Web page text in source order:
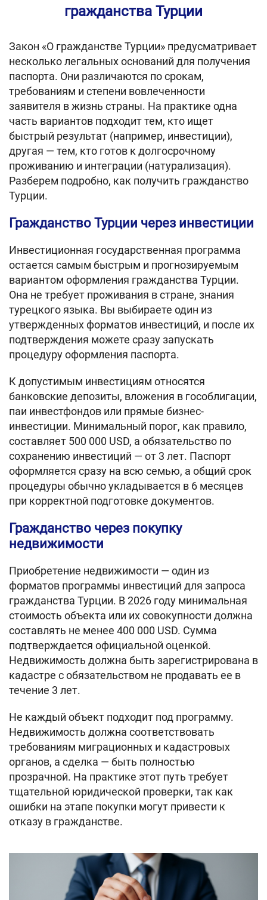
гражданства Турции
Закон «О гражданстве Турции» предусматривает
несколько легальных оснований для получения
паспорта. Они различаются по срокам,
требованиям и степени вовлеченности
заявителя в жизнь страны. На практике одна
часть вариантов подходит тем, кто ищет
быстрый результат (например, инвестиции),
другая — тем, кто готов к долгосрочному
проживанию и интеграции (натурализация).
Разберем подробно, как получить гражданство
Турции.
Гражданство Турции через инвестиции
Инвестиционная государственная программа
остается самым быстрым и прогнозируемым
вариантом оформления гражданства Турции.
Она не требует проживания в стране, знания
турецкого языка. Вы выбираете один из
утвержденных форматов инвестиций, и после их
подтверждения можете сразу запускать
процедуру оформления паспорта.
К допустимым инвестициям относятся
банковские депозиты, вложения в гособлигации,
паи инвестфондов или прямые бизнес-
инвестиции. Минимальный порог, как правило,
составляет 500 000 USD, а обязательство по
сохранению инвестиций — от 3 лет. Паспорт
оформляется сразу на всю семью, а общий срок
процедуры обычно укладывается в 6 месяцев
при корректной подготовке документов.
Гражданство через покупку
недвижимости
Приобретение недвижимости — один из
форматов программы инвестиций для запроса
гражданства Турции. В 2026 году минимальная
стоимость объекта или их совокупности должна
составлять не менее 400 000 USD. Сумма
подтверждается официальной оценкой.
Недвижимость должна быть зарегистрирована в
кадастре с обязательством не продавать ее в
течение 3 лет.
Не каждый объект подходит под программу.
Недвижимость должна соответствовать
требованиям миграционных и кадастровых
органов, а сделка — быть полностью
прозрачной. На практике этот путь требует
тщательной юридической проверки, так как
ошибки на этапе покупки могут привести к
отказу в гражданстве.